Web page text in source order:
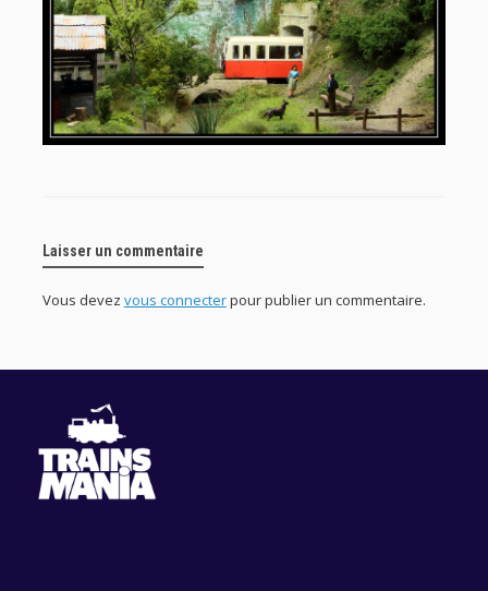
Laisser un commentaire
Vous devez vous connecterpour publier un commentaire.